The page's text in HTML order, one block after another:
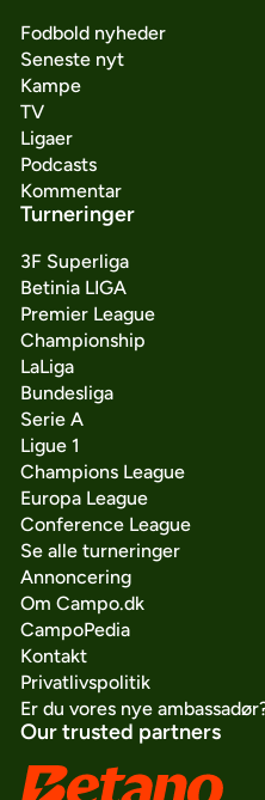
Fodbold nyheder
Seneste nyt
Kampe
TV
Ligaer
Podcasts
Kommentar
Turneringer
3F Superliga
Betinia LIGA
Premier League
Championship
LaLiga
Bundesliga
Serie A
Ligue 1
Champions League
Europa League
Conference League
Se alle turneringer
Annoncering
Om Campo.dk
CampoPedia
Kontakt
Privatlivspolitik
Er du vores nye
Our trusted partners